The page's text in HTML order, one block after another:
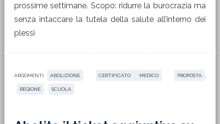
prossime settimane. Scopo: ridurre la burocrazia ma
senza intaccare la tutela della salute all’interno dei
plessi
ARGOMENTI: ABOLIZIONE CERTIFICATO MEDICO PROPOSTA
REGIONE SCUOLA